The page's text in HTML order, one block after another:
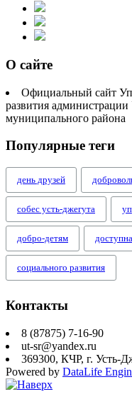
О сайте
Официальный сайт
развития
муниципального района
Популярные теги
день друзей
собес усть-джегута
добро-детям
социального развития
Контакты
8 (87875) 7-16-90
ut-sr@yandex.ru
369300, КЧР, г. Усть-
Powered by DataLife